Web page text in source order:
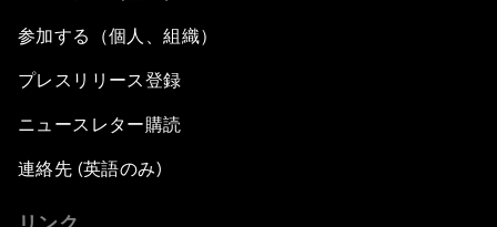
参加する（個人、組織）
プレスリリース登録
ニュースレター購読
連絡先 (英語のみ)